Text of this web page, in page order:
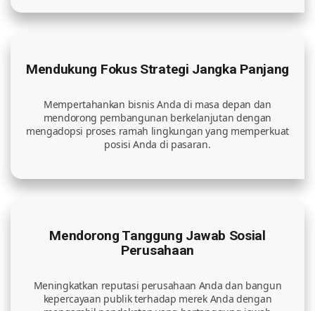
Mendukung Fokus Strategi Jangka Panjang
Mempertahankan bisnis Anda di masa depan dan
mendorong pembangunan berkelanjutan dengan
mengadopsi proses ramah lingkungan yang memperkuat
posisi Anda di pasaran.
Mendorong Tanggung Jawab Sosial
Perusahaan
Meningkatkan reputasi perusahaan Anda dan bangun
kepercayaan publik terhadap merek Anda dengan